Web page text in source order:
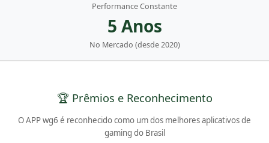
Performance Constante
5 Anos
No Mercado (desde 2020)
🏆 Prêmios e Reconhecimento
O APP wg6 é reconhecido como um dos melhores aplicativos de
gaming do Brasil